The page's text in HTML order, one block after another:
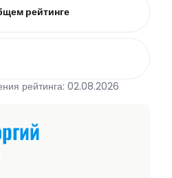
рейтинге
рейтинга: 02.08.2026